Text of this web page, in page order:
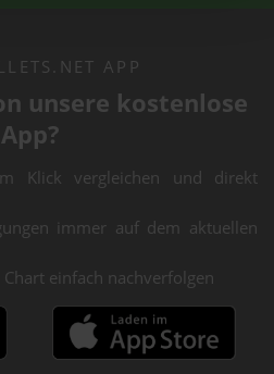
APP
unsere kostenlose
App?
Klick vergleichen und direkt
immer auf dem aktuellen
einfach nachverfolgen